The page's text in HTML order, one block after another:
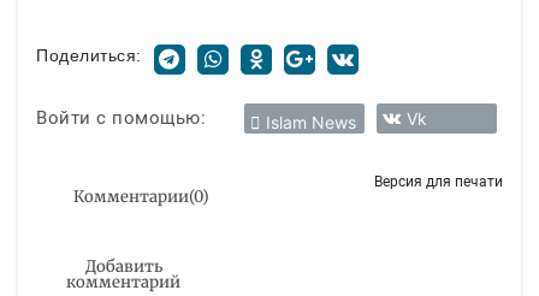
Поделиться:
Войти с помощью: Islam News Vk
Комментарии(0)
Версия для печати
Добавить
комментарий